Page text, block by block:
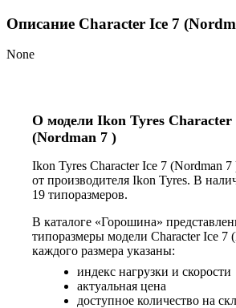
Описание Character Ice 7
None
О модели Ikon Tyres Character
(Nordman 7 )
Ikon Tyres Character Ice 7 (Nordman
от производителя Ikon Tyres. В
19 типоразмеров.
В каталоге «Горошина»
типоразмеры модели Character Ice 7
каждого размера указаны:
индекс нагрузки и скорости
актуальная цена
доступное количество на